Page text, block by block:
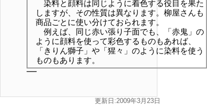
染料と顔料は同じように着色する役目を果た
しますが、その性質は異なります。柳屋さんも
商品ごとに使い分けておられます。
例えば、同じ赤い張り子面でも、「赤鬼」の
ように顔料を使って彩色するものもあれば、
「きりん獅子」や「猩々」のように染料を使う
ものもあります。
更新日:2009年3月23日